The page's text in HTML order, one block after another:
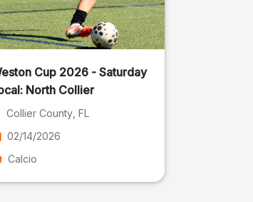
Cup 2026 - Saturday
North Collier
Collier County, FL
02/14/2026
Calcio